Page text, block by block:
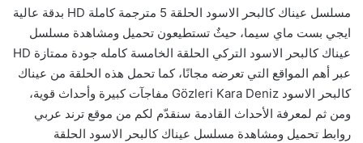
مسلسل عيناك كالبحر الاسود الحلقة 5 مترجمة كاملة HD بدقة عالية
ايجي بست ماي سيما، حيثٌ تستطيعون تحميل ومشاهدة مسلسل
عيناك كالبحر الاسود التركي الحلقة الخامسة كامله جودة ممتازة HD
عبر أهم المواقع التي تعرضه مجانًا، كما تحمل هذه الحلقة من عيناك
كالبحر الاسود Gözleri Kara Deniz مفاجآت كبيرة وأحداث قوية،
ومن ثم لمعرفة الأحداث القادمة سنقدّم لكم من موقع ترند عربي
روابط تحميل ومشاهدة مسلسل عيناك كالبحر الاسود الحلقة